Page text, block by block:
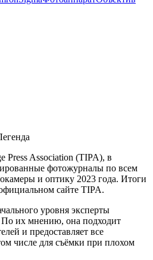
Press Association (TIPA), в
фотожурналы по всем
и оптику 2023 года. Итоги
сайте TIPA.
уровня эксперты
По их мнению, она подходит
и предоставляет все
числе для съёмки при плохом